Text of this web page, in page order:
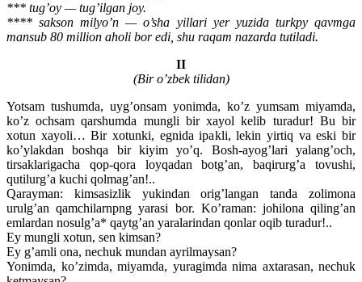
*** tug’oy — tug’ilgan joy.
**** sakson milyo’n — o’sha yillari yer yuzida turkpy qavmga
mansub 80 million aholi bor edi, shu raqam nazarda tutiladi.
II
(Bir o’zbek tilidan)
Yotsam tushumda, uyg’onsam yonimda, ko’z yumsam miyamda,
ko’z ochsam qarshumda mungli bir xayol kelib turadur! Bu bir
xotun xayoli… Bir xotunki, egnida ipakli, lekin yirtiq va eski bir
ko’ylakdan boshqa bir kiyim yo’q. Bosh-ayog’lari yalang’och,
tirsaklarigacha qop-qora loyqadan botg’an, baqirurg’a tovushi,
qutilurg’a kuchi qolmag’an!..
Qarayman: kimsasizlik yukindan orig’langan tanda zolimona
urulg’an qamchilarnpng yarasi bor. Ko’raman: johilona qiling’an
emlardan nosulg’a* qaytg’an yaralarindan qonlar oqib turadur!..
Ey mungli xotun, sen kimsan?
Ey g’amli ona, nechuk mundan ayrilmaysan?
Yonimda, ko’zimda, miyamda, yuragimda nima axtarasan, nechuk